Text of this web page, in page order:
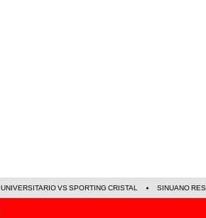
UNIVERSITARIO VS SPORTING CRISTAL SINUANO